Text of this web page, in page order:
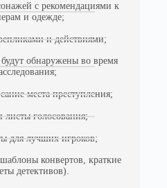
с рекомендациями к
и одежде;
и действиями;
обнаружены во время
места преступления;
листы голосования;
для лучших игроков;
конвертов, краткие
детективов).